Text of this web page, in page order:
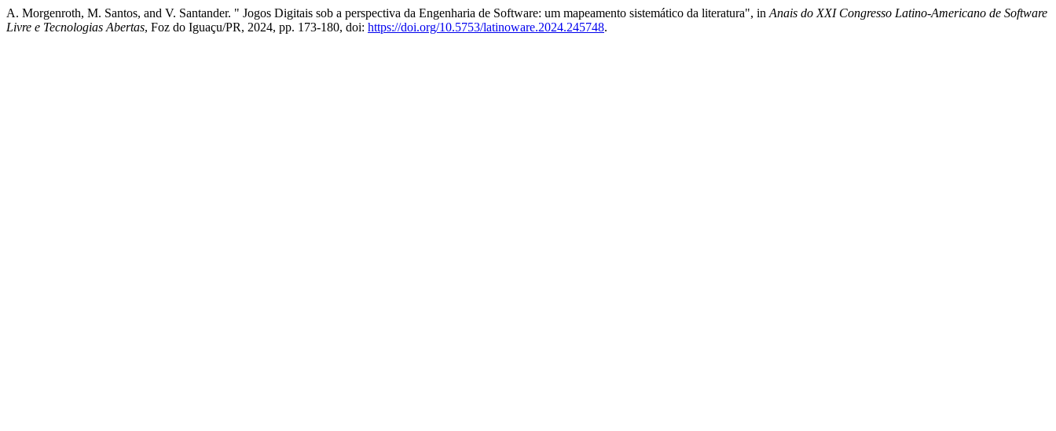
A. Morgenroth, M. Santos, and V. Santander. " Jogos Digitais sob a perspectiva da Engenharia de Software: um mapeamento sistemático da literatura", in Anais do XXI Congresso Latino-Americano de Software
Livre e Tecnologias Abertas, Foz do Iguaçu/PR, 2024, pp. 173-180, doi: https://doi.org/10.5753/latinoware.2024.245748.